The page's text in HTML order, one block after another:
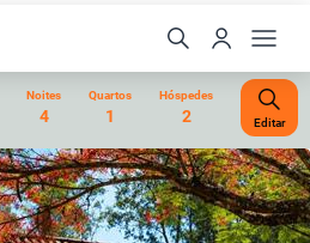
Noites
4
Quartos
1
Hóspedes
2 Editar